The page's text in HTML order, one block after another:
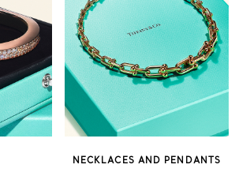
NECKLACES AND PENDANTS